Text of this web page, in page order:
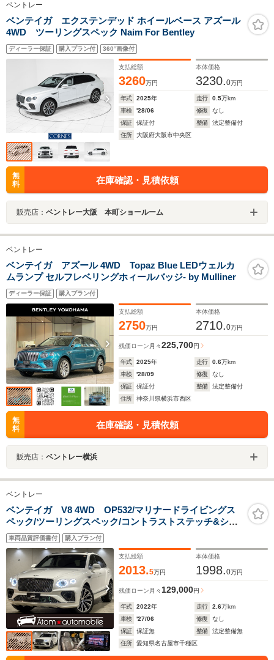
ベントレー
ベンテイガ エクステンデッド ホイールベース アズール
4WD ツーリングスペック Naim For Bentley
ディーラー保証 購入プラン付 360°画像付
支払総額
3260万円
本体価格
3230.0万円
年式 2025年 走行 0.5万km
車検
'28/06 修復
なし
保証
保証付 整備
法定整備付
住所
大阪府大阪市中央区
無
料
在庫確認・見積依頼
販売店： ベントレー大阪 本町ショールーム
ベントレー
ベンテイガ アズール 4WD Topaz Blue LEDウェルカ
ムランプ セルフレベリングホィールバッジ- by Mulliner
ディーラー保証 購入プラン付
支払総額
2750万円
本体価格
2710.0万円
残価ローン 月々225,700円
年式 2025年 走行 0.6万km
車検
'28/09 修復
なし
保証
保証付 整備
法定整備付
住所
神奈川県横浜市西区
無
料
在庫確認・見積依頼
販売店： ベントレー横浜
ベントレー
ベンテイガ V8 4WD OP532/マリナードライビングス
ペック/ツーリングスペック/コントラストステッチ&シー
トパイピング/ブライトクロームロワバンパーマトリクス/
フロントシートコンフォートスペック
車両品質評価書付 購入プラン付
支払総額
2013.5万円
本体価格
1998.0万円
残価ローン 月々129,000円
年式 2022年 走行 2.6万km
車検
'27/06 修復
なし
保証
保証無 整備
法定整備無
住所
愛知県名古屋市千種区